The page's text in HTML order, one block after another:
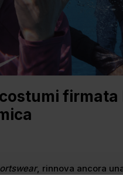
firmata
, rinnova ancora